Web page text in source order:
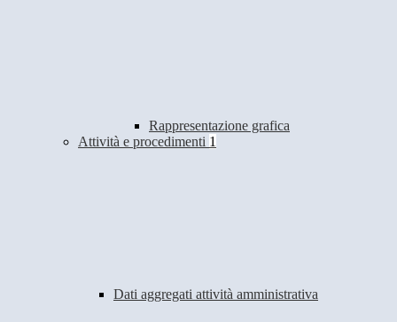
Rappresentazione grafica
Attività e procedimenti 1
Dati aggregati attività amministrativa